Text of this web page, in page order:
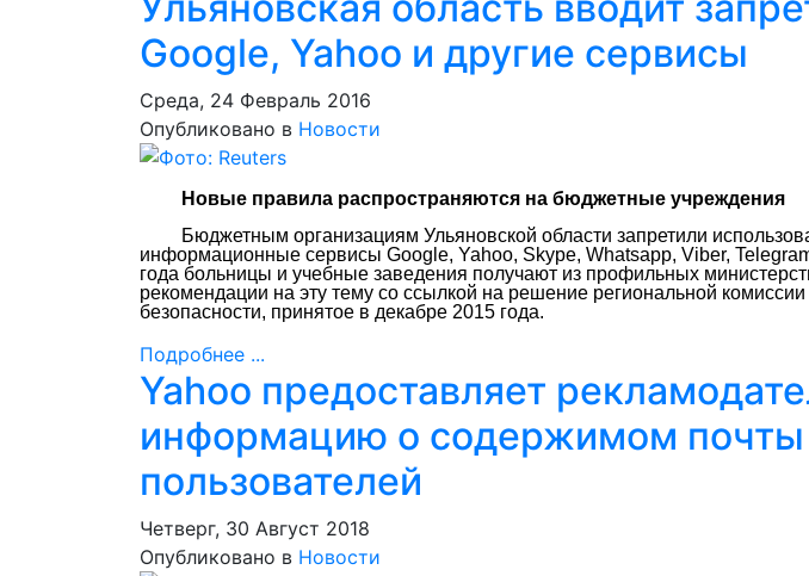
Google, Yahoo и другие сервисы
Среда, 24 Февраль 2016
Опубликовано в Новости
Новые правила распространяются на бюджетные учреждения
Бюджетным организациям Ульяновской области запретили
информационные сервисы Google, Yahoo, Skype, Whatsapp, Viber,
года больницы и учебные заведения получают из профильных
рекомендации на эту тему со ссылкой на решение региональной
безопасности, принятое в декабре 2015 года.
Подробнее ...
Yahoo предоставляет
информацию о содержимом почты
пользователей
Четверг, 30 Август 2018
Опубликовано в Новости